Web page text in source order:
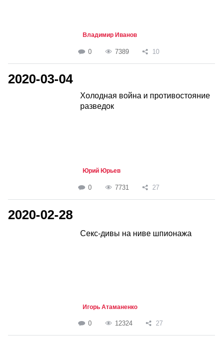
Владимир Иванов
0 7389 10
2020-03-04
Холодная война и противостояние
разведок
Юрий Юрьев
0 7731 27
2020-02-28
Секс-дивы на ниве шпионажа
Игорь Атаманенко
0 12324 27